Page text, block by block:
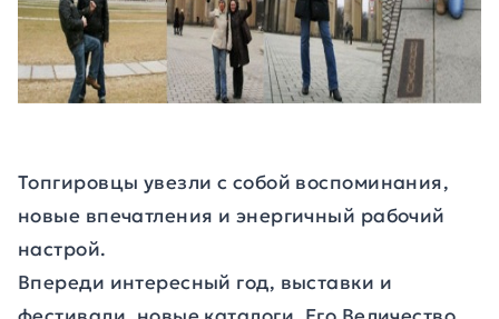
Топгировцы увезли с собой воспоминания,
новые впечатления и энергичный рабочий
настрой.
Впереди интересный год, выставки и